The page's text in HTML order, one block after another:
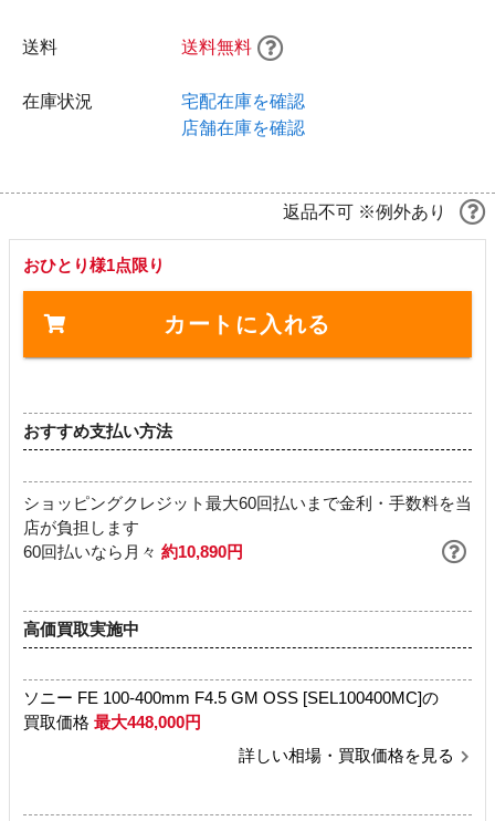
送料 送料無料
在庫状況
宅配在庫を確認
店舗在庫を確認
返品不可 ※例外あり
おひとり様1点限り
カートに入れる
おすすめ支払い方法
ショッピングクレジット最大60回払いまで金利・手数料を当
店が負担します
60回払いなら月々 約10,890円
高価買取実施中
ソニー FE 100-400mm F4.5 GM OSS [SEL100400MC]の
買取価格 最大448,000円
詳しい相場・買取価格を見る